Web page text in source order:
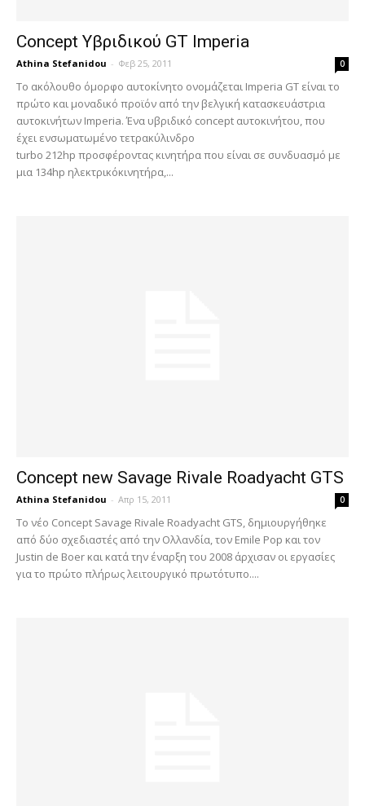
Concept Υβριδικού GT Imperia
Athina Stefanidou - Φεβ 25, 2011 0
Το ακόλουθο όμορφο αυτοκίνητο ονομάζεται Imperia GT είναι το
πρώτο και μοναδικό προϊόν από την βελγική κατασκευάστρια
αυτοκινήτων Imperia. Ένα υβριδικό concept αυτοκινήτου, που
έχει ενσωματωμένο τετρακύλινδρο
turbo 212hp προσφέροντας κινητήρα που είναι σε συνδυασμό με
μια 134hp ηλεκτρικόκινητήρα,...
Concept new Savage Rivale Roadyacht GTS
Athina Stefanidou - Απρ 15, 2011 0
Το νέο Concept Savage Rivale Roadyacht GTS, δημιουργήθηκε
από δύο σχεδιαστές από την Ολλανδία, τον Emile Pop και τον
Justin de Boer και κατά την έναρξη του 2008 άρχισαν οι εργασίες
για το πρώτο πλήρως λειτουργικό πρωτότυπο....